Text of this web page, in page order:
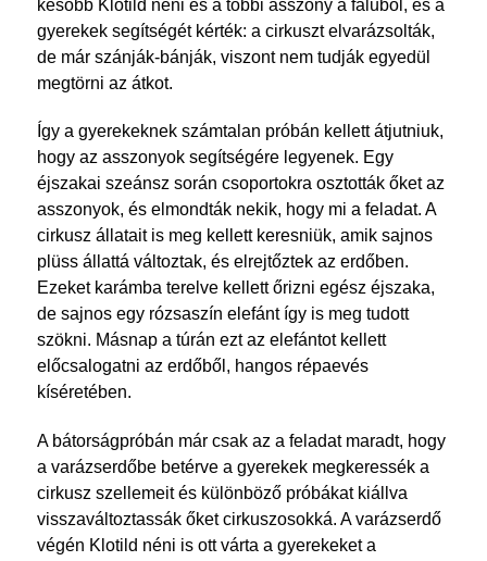
később Klotild néni és a többi asszony a faluból, és a
gyerekek segítségét kérték: a cirkuszt elvarázsolták,
de már szánják-bánják, viszont nem tudják egyedül
megtörni az átkot.
Így a gyerekeknek számtalan próbán kellett átjutniuk,
hogy az asszonyok segítségére legyenek. Egy
éjszakai szeánsz során csoportokra osztották őket az
asszonyok, és elmondták nekik, hogy mi a feladat. A
cirkusz állatait is meg kellett keresniük, amik sajnos
plüss állattá változtak, és elrejtőztek az erdőben.
Ezeket karámba terelve kellett őrizni egész éjszaka,
de sajnos egy rózsaszín elefánt így is meg tudott
szökni. Másnap a túrán ezt az elefántot kellett
előcsalogatni az erdőből, hangos répaevés
kíséretében.
A bátorságpróbán már csak az a feladat maradt, hogy
a varázserdőbe betérve a gyerekek megkeressék a
cirkusz szellemeit és különböző próbákat kiállva
visszaváltoztassák őket cirkuszosokká. A varázserdő
végén Klotild néni is ott várta a gyerekeket a